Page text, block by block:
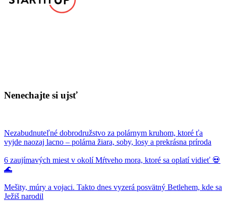
Nenechajte si ujsť
Nezabudnuteľné dobrodružstvo za polárnym kruhom, ktoré ťa
vyjde naozaj lacno – polárna žiara, soby, losy a prekrásna príroda
6 zaujímavých miest v okolí Mŕtveho mora, ktoré sa oplatí vidieť 💀
🌊
Mešity, múry a vojaci. Takto dnes vyzerá posvätný Betlehem, kde sa
Ježiš narodil